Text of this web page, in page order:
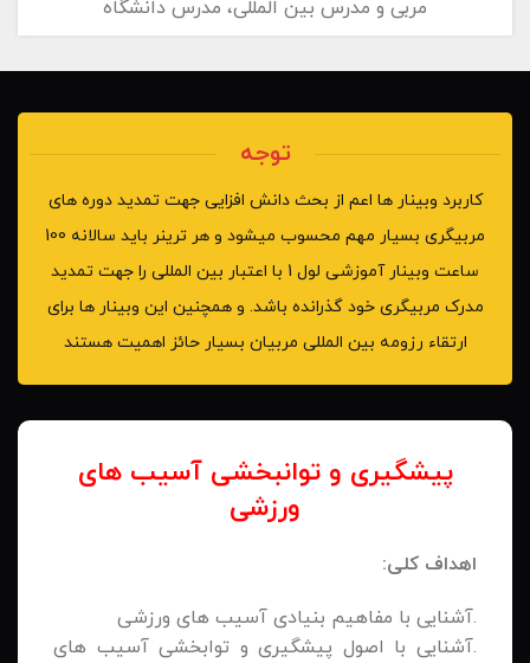
مربی و مدرس بین المللی، مدرس دانشگاه
توجه
کاربرد وبینار ها اعم از بحث دانش افزایی جهت تمدید دوره های
مربیگری بسیار مهم محسوب میشود و هر ترینر باید سالانه 100
ساعت وبینار آموزشی لول 1 با اعتبار بین المللی را جهت تمدید
مدرک مربیگری خود گذرانده باشد. و همچنین این وبینار ها برای
ارتقاء رزومه بین المللی مربیان بسیار حائز اهمیت هستند
پیشگیری و توانبخشی آسیب های
ورزشی
اهداف کلی:
.آشنایی با مفاهیم بنیادی آسیب های ورزشی
.آشنایی با اصول پیشگیری و توابخشی آسیب های